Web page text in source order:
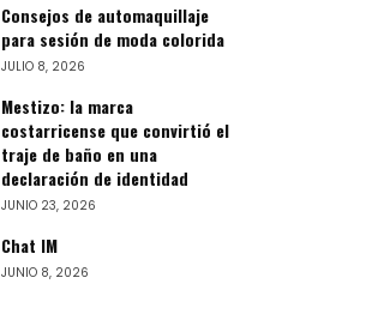
Consejos de automaquillaje
para sesión de moda colorida
JULIO 8, 2026
Mestizo: la marca
costarricense que convirtió el
traje de baño en una
declaración de identidad
JUNIO 23, 2026
Chat IM
JUNIO 8, 2026